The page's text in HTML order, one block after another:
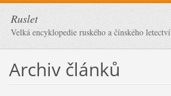
Ruslet
Velká encyklopedie ruského a čínského letectví
Archiv článků